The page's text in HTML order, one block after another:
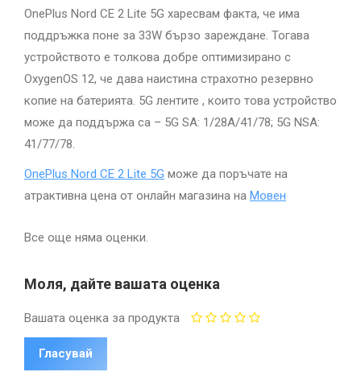
OnePlus Nord CE 2 Lite 5G харесвам факта, че има
поддръжка поне за 33W бързо зареждане. Тогава
устройството е толкова добре оптимизирано с
OxygenOS 12, че дава наистина страхотно резервно
копие на батерията. 5G лентите , които това устройство
може да поддържа са – 5G SA: 1/28A/41/78; 5G NSA:
41/77/78.
OnePlus Nord CE 2 Lite 5G може да поръчате на
атрактивна цена от онлайн магазина на Мовен
Все още няма оценки.
Моля, дайте вашата оценка
Вашата оценка за продукта